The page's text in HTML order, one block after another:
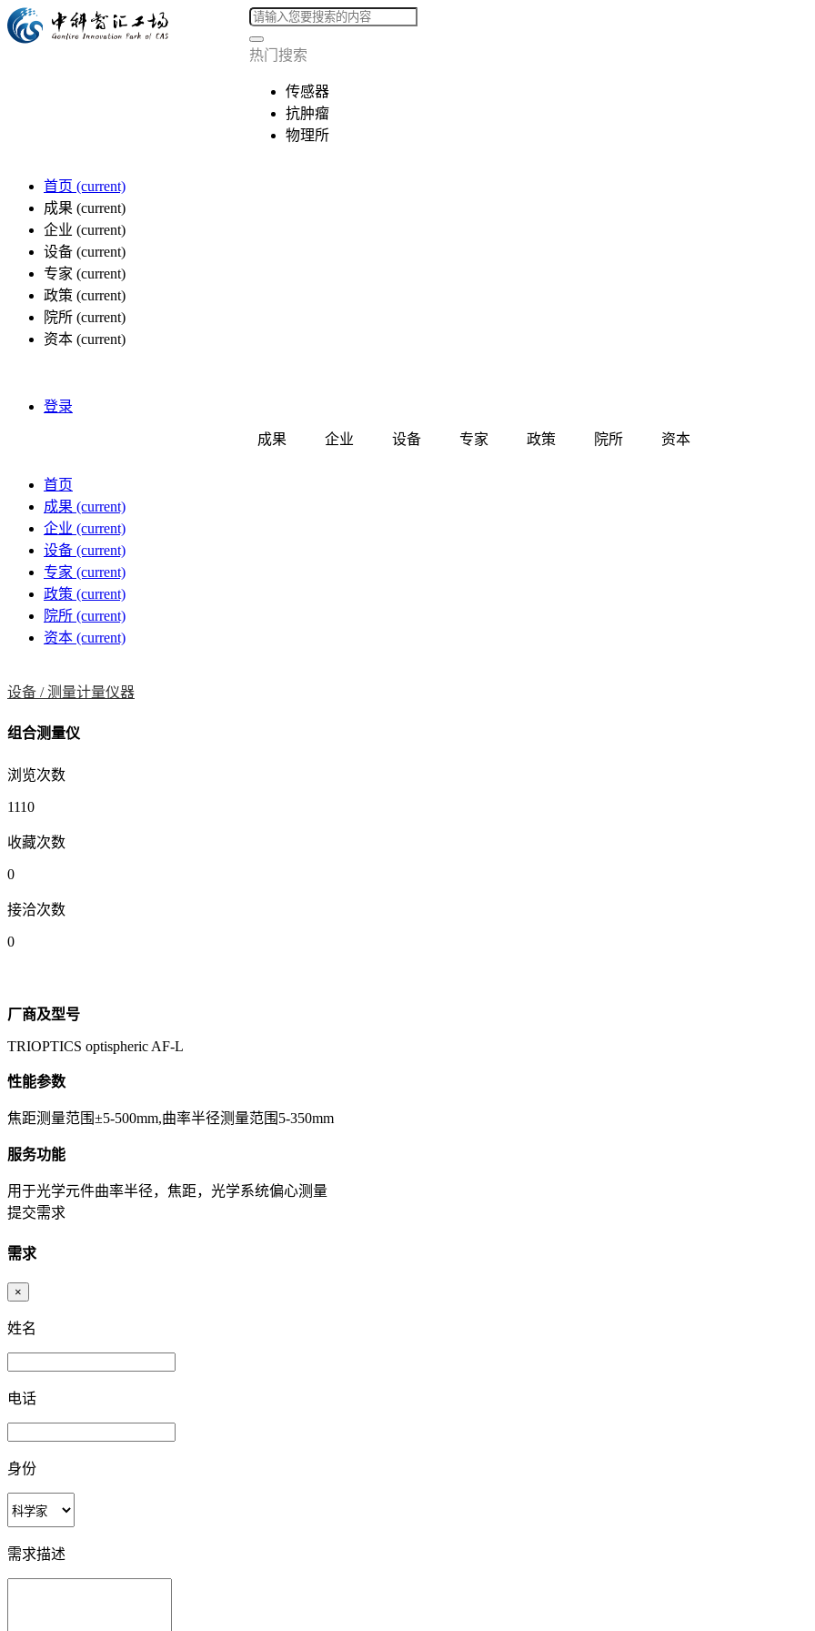
热门搜索
传感器
抗肿瘤
物理所
首页 (current)
成果 (current)
企业 (current)
设备 (current)
专家 (current)
政策 (current)
院所 (current)
资本 (current)
登录
成果 企业 设备 专家 政策 院所 资本
首页
成果 (current)
企业 (current)
设备 (current)
专家 (current)
政策 (current)
院所 (current)
资本 (current)
设备 /测量计量仪器
组合测量仪
浏览次数
1110
收藏次数
0
接洽次数
0
厂商及型号
TRIOPTICS optispheric AF-L
性能参数
焦距测量范围±5-500mm,曲率半径测量范围5-350mm
服务功能
用于光学元件曲率半径，焦距，光学系统偏心测量
提交需求
需求
×
姓名
电话
身份
需求描述